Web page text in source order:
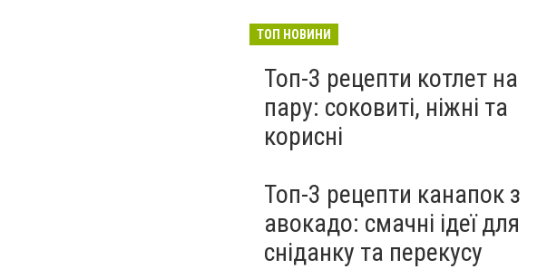
ТОП НОВИНИ
Топ-3 рецепти котлет на
пару: соковиті, ніжні та
корисні
Топ-3 рецепти канапок з
авокадо: смачні ідеї для
сніданку та перекусу